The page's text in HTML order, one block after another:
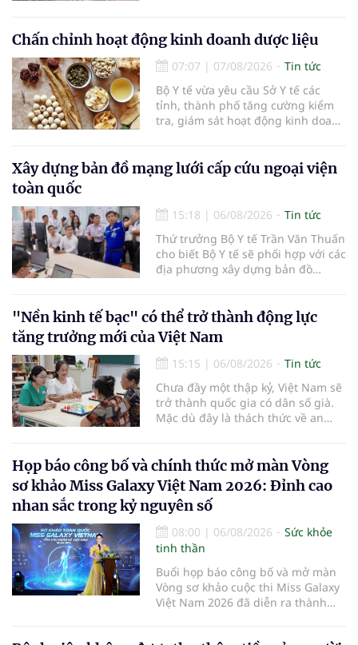
tham gia của các chủ doanh
nghiệp, chủ quán cà phê, hợp tác
xã, người làm nông nghiệp và
những người yêu thích cà phê.
Chấn chỉnh hoạt động kinh doanh dược liệu
07:07 | 07/08/2026
Tin tức
Bộ Y tế vừa yêu cầu Sở Y tế các
tỉnh, thành phố tăng cường kiểm
tra, giám sát hoạt động kinh doanh
Xây dựng bản đồ mạng lưới cấp cứu ngoại viện
toàn quốc
15:18 | 06/08/2026
Tin tức
Thứ trưởng Bộ Y tế Trần Văn Thuấn
cho biết Bộ Y tế sẽ phối hợp với các
địa phương xây dựng bản đồ
thiện cơ chế tài chính và đa dạng
hóa phương tiện nhằm nâng cao
năng lực cấp cứu trước viện trên
phạm vi cả nước.
"Nền kinh tế bạc" có thể trở thành động lực
tăng trưởng mới của Việt Nam
15:15 | 06/08/2026
Tin tức
Chưa đầy một thập kỷ, Việt Nam sẽ
trở thành quốc gia có dân số già.
Mặc dù đây là thách thức về an
có giá trị hàng tỷ USD.
Họp báo công bố và chính thức mở màn Vòng
sơ khảo Miss Galaxy Việt Nam 2026: Đỉnh cao
nhan sắc trong kỷ nguyên số
08:00 | 06/08/2026
Sức khỏe
tinh thần
Buổi họp báo công bố và mở màn
Vòng sơ khảo cuộc thi Miss Galaxy
Việt Nam 2026 đã diễn ra thành